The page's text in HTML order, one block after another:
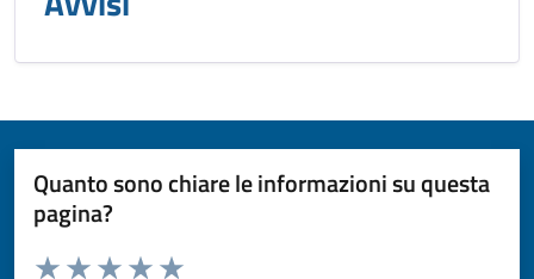
Quanto sono chiare le informazioni su questa
pagina?
Valuta da 1 a 5 stelle la pagina